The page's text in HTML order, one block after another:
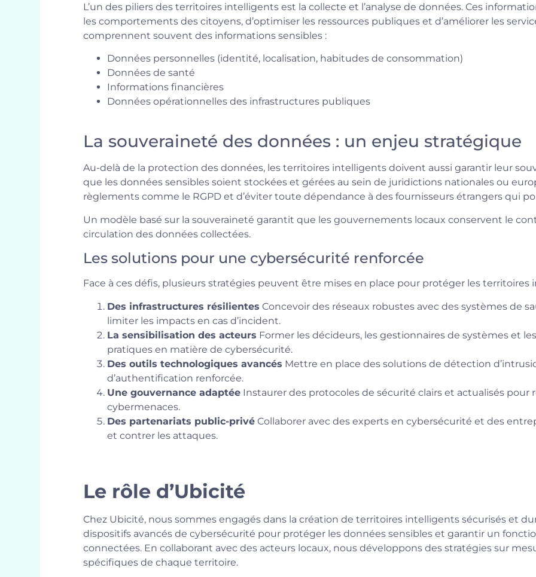
L’un des piliers des territoires intelligents est la collecte et l’analyse de données. Ces
les comportements des citoyens, d’optimiser les ressources publiques et d’améliorer les
comprennent souvent des informations sensibles :
Données personnelles (identité, localisation, habitudes de consommation)
Données de santé
Informations financières
Données opérationnelles des infrastructures publiques
La souveraineté des données : un enjeu stratégique
Au-delà de la protection des données, les territoires intelligents doivent aussi garantir leur
que les données sensibles soient stockées et gérées au sein de juridictions nationales ou
règlements comme le RGPD et d’éviter toute dépendance à des fournisseurs étrangers qui
Un modèle basé sur la souveraineté garantit que les gouvernements locaux conservent le
circulation des données collectées.
Les solutions pour une cybersécurité renforcée
Face à ces défis, plusieurs stratégies peuvent être mises en place pour protéger les territoires
Des infrastructures résilientes Concevoir des réseaux robustes avec des systèmes de
limiter les impacts en cas d’incident.
La sensibilisation des acteurs Former les décideurs, les gestionnaires de systèmes et
pratiques en matière de cybersécurité.
Des outils technologiques avancés Mettre en place des solutions de détection
d’authentification renforcée.
Une gouvernance adaptéeInstaurer des protocoles de sécurité clairs et actualisés pour
cybermenaces.
Des partenariats public-privéCollaborer avec des experts en cybersécurité et des
et contrer les attaques.
Le rôle d’Ubicité
Chez Ubicité, nous sommes engagés dans la création de territoires intelligents sécurisés et
dispositifs avancés de cybersécurité pour protéger les données sensibles et garantir un
connectées. En collaborant avec des acteurs locaux, nous développons des stratégies sur
spécifiques de chaque territoire.